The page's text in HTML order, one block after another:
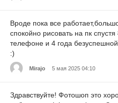
Вроде пока все
спокойно рисовать на пк
телефоне и 4 года
:)
Mirajo 5 мая 2025 04:10
Здравствуйте! Фотошоп это